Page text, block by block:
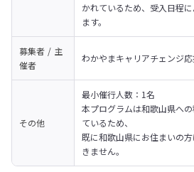
かれているため、受入日程
ます。
募集者 / 主
催者
わかやまキャリアチェンジ
その他
最小催行人数：1名
本プログラムは和歌山県へ
ているため、
既に和歌山県にお住まいの
きません。